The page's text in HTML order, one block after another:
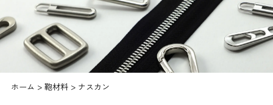
ホーム > 鞄材料> ナスカン